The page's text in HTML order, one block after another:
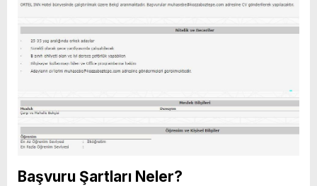
Başvuru Şartları Neler?